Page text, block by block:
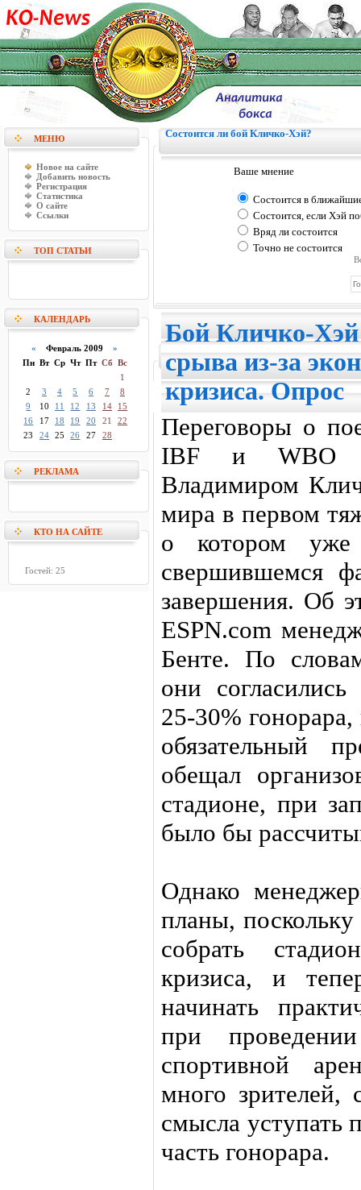
МЕНЮ
Новое на сайте
Добавить новость
Регистрация
Статистика
О сайте
Ссылки
ТОП СТАТЬИ
КАЛЕНДАРЬ
« Февраль 2009»
Пн Вт Ср Чт Пт Сб Вс
1
2
3 4 5 6 7
8
9
10 11 12 13 14
15
16
17 18 19 20 21
22
23
24 25 26 27 28
РЕКЛАМА
КТО НА САЙТЕ
Гостей: 25
Состоится ли бой Кличко-Хэй?
Ваше мнение
Состоится в
Состоится, если Хэй
Вряд ли состоится
Точно не состоится
Бой Кличко-Хэй
срыва из-за
кризиса. Опрос
Переговоры о
IBF и WBO в
Владимиром
мира в первом
о котором
свершившемся
завершения. Об
ESPN.com
Бенте. По
они
25-30%
обязательный
обещал
стадионе, при
было бы
Однако
планы,
собрать
кризиса, и
начинать
при
спортивной
много зрителей,
смысла уступать
часть гонорара.